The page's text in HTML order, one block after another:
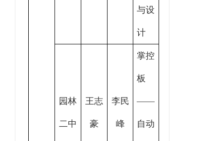
与设
计
园林
二中
王志
豪
李民
峰
掌控
板
——
自动